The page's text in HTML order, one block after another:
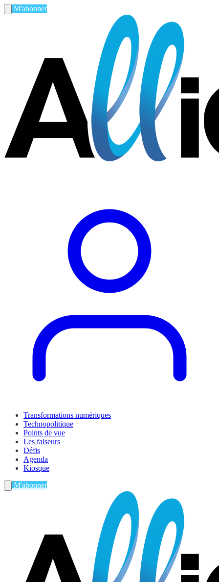
M'abonner
Transformations numériques
Technopolitique
Points de vue
Les faiseurs
Défis
Agenda
Kiosque
M'abonner